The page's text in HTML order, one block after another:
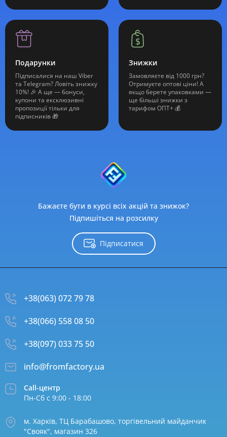
Подарунки
Підписалися на наш Viber
та Telegram? Ловіть знижку
10%! 🎉 А ще — бонуси,
купони та ексклюзивні
пропозиції тільки для
підписників 🎁
Знижки
Замовляєте від 1000 грн?
Отримуєте оптові ціни! А
якщо берете упаковками —
ще більші знижки з
тарифом ОПТ+ 💰
Бажаєте бути в курсі всіх акцій та знижок?
Підпишіться на розсилку
Підписатися
+38(063) 072 79 78
+38(066) 558 08 50
+38(097) 033 75 50
info@fromfactory.ua
Call-центр
Пн-Сб с 9:00 - 18:00
м. Харків, ТЦ Барабашово, торгівельний майданчик
"Свояк", магазин 326